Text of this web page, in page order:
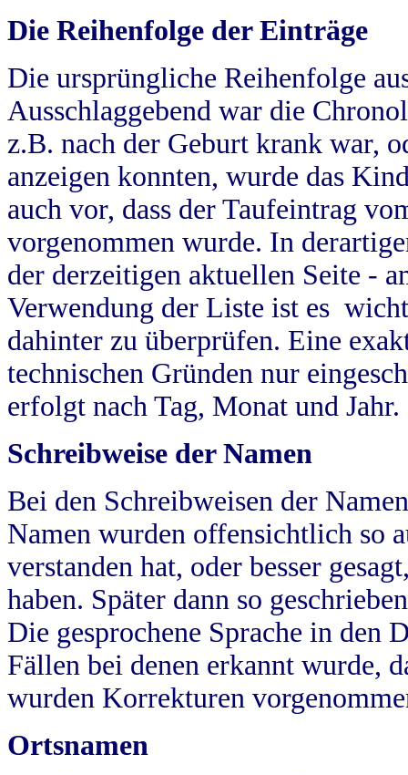
Die Reihenfolge der Einträge
Die ursprüngliche Reihenfolge
Ausschlaggebend war die
z.B. nach der Geburt krank war,
anzeigen konnten, wurde das
auch vor, dass der Taufeintrag
vorgenommen wurde. In
der derzeitigen aktuellen Seite -
Verwendung der Liste ist es
dahinter zu überprüfen. Eine
technischen Gründen nur
erfolgt nach Tag, Monat und Jahr.
Schreibweise der Namen
Bei den Schreibweisen der
Namen wurden offensichtlich so
verstanden hat, oder besser
haben. Später dann so
Die gesprochene Sprache in
Fällen bei denen erkannt wurde,
wurden Korrekturen
Ortsnamen